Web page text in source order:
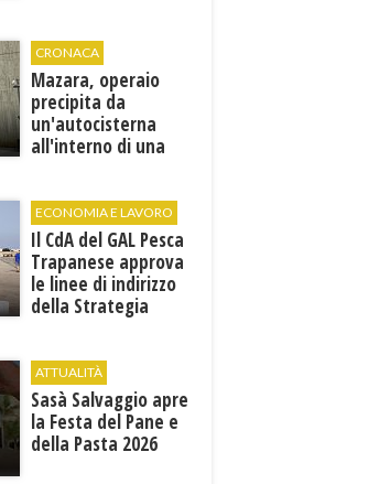
CRONACA
Mazara, operaio
precipita da
un'autocisterna
all'interno di una
Sofia"
ECONOMIA E LAVORO
Il CdA del GAL Pesca
Trapanese approva
le linee di indirizzo
della Strategia
ATTUALITÀ
Sasà Salvaggio apre
la Festa del Pane e
della Pasta 2026